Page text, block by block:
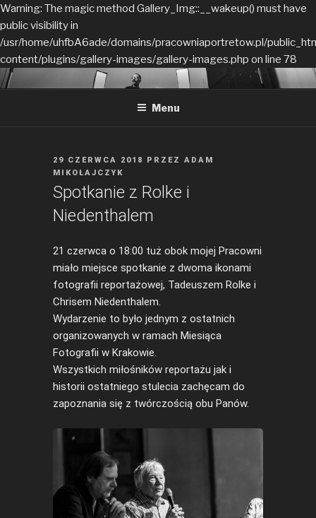
Warning: The magic method Gallery_Img::__wakeup() must have
public visibility in
/usr/home/uhfbA6ade/domains/pracowniaportretow.pl/
content/plugins/gallery-images/gallery-images.php on line 78
Przeskocz
do
PRACOWNIA MĘSKICH
PORTRETÓWMenu
OPUBLIKOWANE
W
29 CZERWCA 2018 PRZEZ ADAM
MIKOŁAJCZYK
Spotkanie z Rolke i
Niedenthalem
21 czerwca o 18:00 tuż obok mojej Pracowni
miało miejsce spotkanie z dwoma ikonami
fotografii reportażowej, Tadeuszem Rolke i
Chrisem Niedenthalem.
Wydarzenie to było jednym z ostatnich
organizowanych w ramach Miesiąca
Fotografii w Krakowie.
Wszystkich miłośników reportażu jak i
historii ostatniego stulecia zachęcam do
zapoznania się z twórczością obu Panów.